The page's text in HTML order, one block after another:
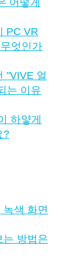
PC VR
엇인가
"‍VIVE 얼
는 이유
하얗게
?
색 화면
는 방법은